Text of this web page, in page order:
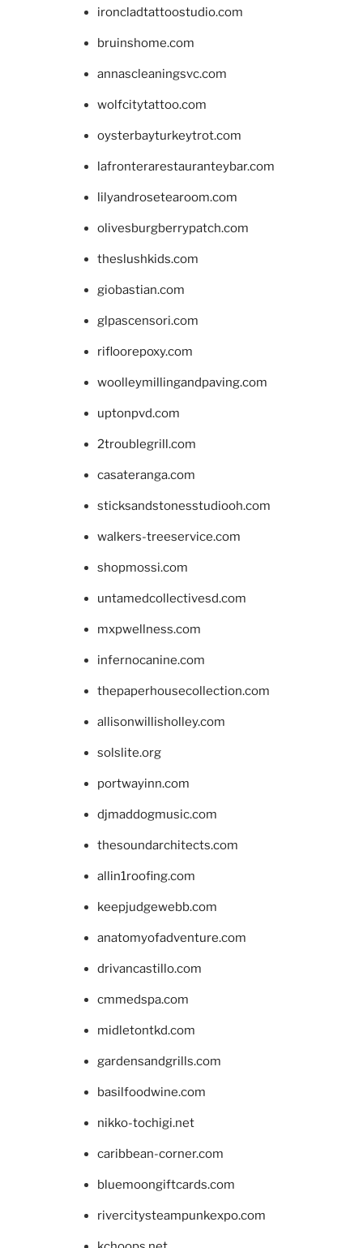
ironcladtattoostudio.com
bruinshome.com
annascleaningsvc.com
wolfcitytattoo.com
oysterbayturkeytrot.com
lafronterarestauranteybar.com
lilyandrosetearoom.com
olivesburgberrypatch.com
theslushkids.com
giobastian.com
glpascensori.com
rifloorepoxy.com
woolleymillingandpaving.com
uptonpvd.com
2troublegrill.com
casateranga.com
sticksandstonesstudiooh.com
walkers-treeservice.com
shopmossi.com
untamedcollectivesd.com
mxpwellness.com
infernocanine.com
thepaperhousecollection.com
allisonwillisholley.com
solslite.org
portwayinn.com
djmaddogmusic.com
thesoundarchitects.com
allin1roofing.com
keepjudgewebb.com
anatomyofadventure.com
drivancastillo.com
cmmedspa.com
midletontkd.com
gardensandgrills.com
basilfoodwine.com
nikko-tochigi.net
caribbean-corner.com
bluemoongiftcards.com
rivercitysteampunkexpo.com